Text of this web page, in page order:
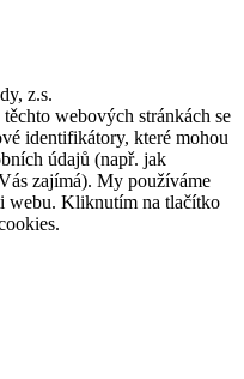
z.s.
webových stránkách se
identifikátory, které mohou
údajů (např. jak
zajímá). My používáme
webu. Kliknutím na tlačítko